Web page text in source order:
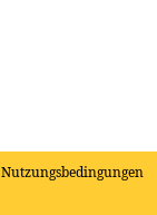
Nutzungsbedingungen